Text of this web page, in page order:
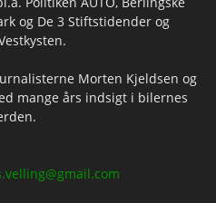
og De 3 Stiftstidender og
Morten Kjeldsen og
mange års indsigt i bilernes